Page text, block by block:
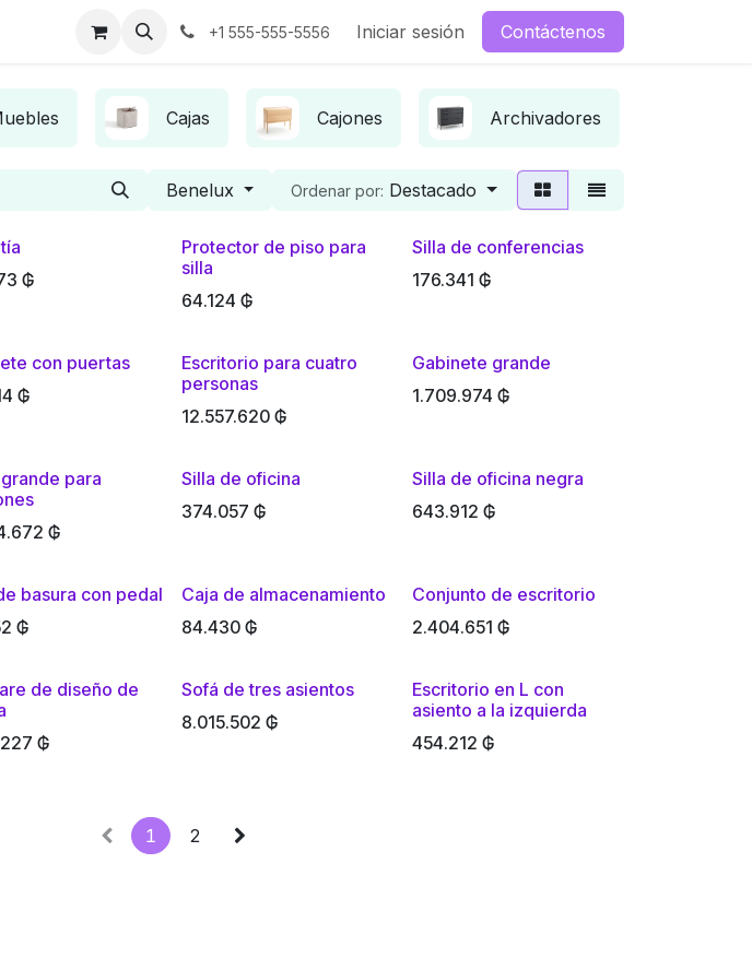
Sobre nosotros Contáctenos
+1 555-555-5556 Iniciar sesión Contáctenos
Cajas Cajones Archivadores
Benelux Ordenar por: Destacado
₲
Protector de piso para
silla
64.124 ₲
Silla de conferencias
176.341 ₲
con puertas
₲
Escritorio para cuatro
personas
12.557.620 ₲
Gabinete grande
1.709.974 ₲
para
₲
Silla de oficina
374.057 ₲
Silla de oficina negra
643.912 ₲
basura con pedal
₲
Caja de almacenamiento
84.430 ₲
Conjunto de escritorio
2.404.651 ₲
de diseño de
₲
Sofá de tres asientos
8.015.502 ₲
Escritorio en L con
asiento a la izquierda
454.212 ₲
1 2